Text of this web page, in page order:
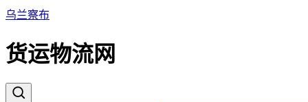
乌兰察布
货运物流网